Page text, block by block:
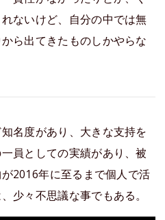
ないけど、自分の中では無
ら出てきたものしかやらな
名度があり、大きな支持を
員としての実績があり、被
2016年に至るまで個人で活
少々不思議な事でもある。